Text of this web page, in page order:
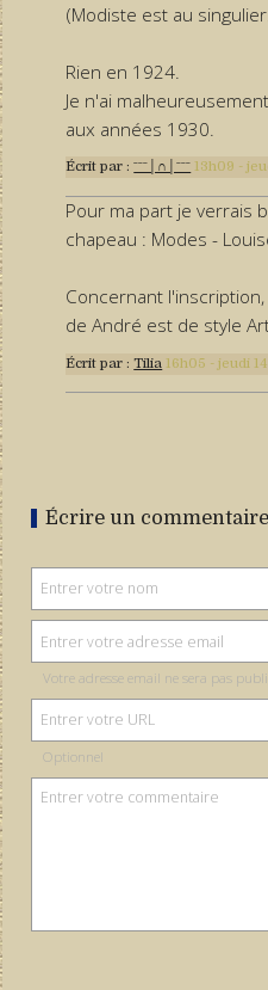
(Modiste est au
Rien en 1924.
Je n'ai
aux années 1930.
Écrit par :ˉˉˉ│∩│ˉˉˉ 13h09 -
Pour ma part je verrais
chapeau : Modes -
Concernant
de André est de style
Écrit par :Tilia 16h05 -jeudi 14
Écrire un commentaire
Votre adresse email ne sera pas
Optionnel